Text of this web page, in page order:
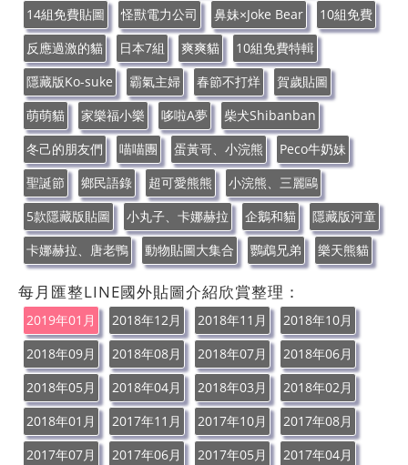
14組免費貼圖
怪獸電力公司 鼻妹×Joke Bear
10組免費
反應過激的貓
日本7組 爽爽貓
10組免費特輯
隱藏版Ko-suke
霸氣主婦 春節不打烊
賀歲貼圖
萌萌貓
家樂福小樂 哆啦A夢
柴犬Shibanban
冬己的朋友們
喵喵團 蛋黃哥、小浣熊
Peco牛奶妹
聖誕節
鄉民語錄 超可愛熊熊
小浣熊、三麗鷗
5款隱藏版貼圖
小丸子、卡娜赫拉 企鵝和貓
隱藏版河童
卡娜赫拉、唐老鴨
動物貼圖大集合 鸚鵡兄弟 樂天熊貓
每月匯整LINE國外貼圖介紹欣賞整理：
2019年01月 2018年12月 2018年11月
2018年10月
2018年09月
2018年08月 2018年07月
2018年06月
2018年05月
2018年04月 2018年03月
2018年02月
2018年01月
2017年11月 2017年10月
2017年08月
2017年07月
2017年06月 2017年05月
2017年04月